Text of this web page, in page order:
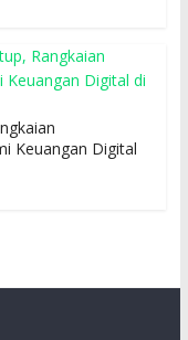
Keuangan Digital